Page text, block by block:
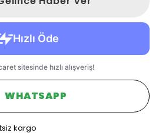
WHATSAPP
kargo